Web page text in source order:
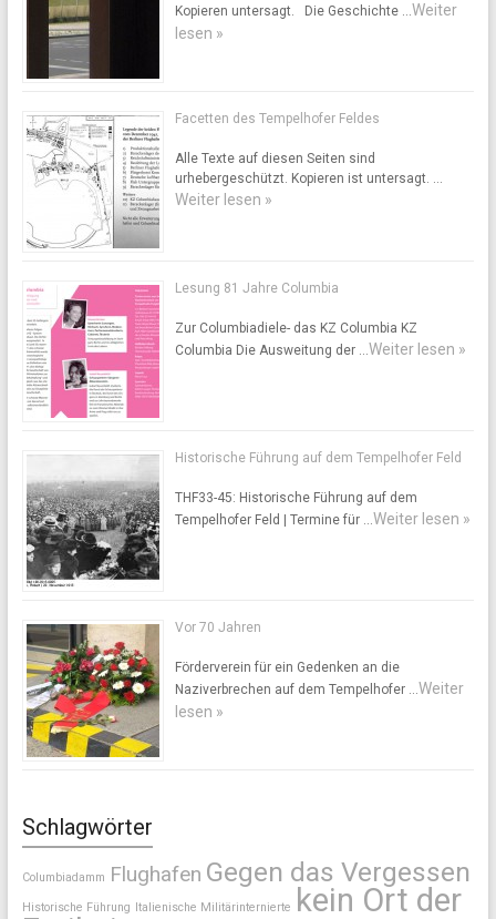
Kopieren untersagt. Die Geschichte …Weiter
lesen »
Facetten des Tempelhofer Feldes
Alle Texte auf diesen Seiten sind
urhebergeschützt. Kopieren ist untersagt. …
Weiter lesen »
Lesung 81 Jahre Columbia
Zur Columbiadiele- das KZ Columbia KZ
Columbia Die Ausweitung der …Weiter lesen »
Historische Führung auf dem Tempelhofer Feld
THF33-45: Historische Führung auf dem
Tempelhofer Feld | Termine für …Weiter lesen »
Vor 70 Jahren
Förderverein für ein Gedenken an die
Naziverbrechen auf dem Tempelhofer …Weiter
lesen »
Schlagwörter
Columbiadamm Flughafen Gegen das Vergessen
Historische Führung Italienische Militärinternierte kein Ort der